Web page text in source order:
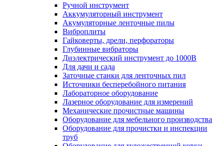
Ручной инструмент
Аккумуляторный инструмент
Акумуляторные ленточные пилы
Виброплиты
Гайковерты, дрели, перфораторы
Глубинные вибраторы
Диэлектрический инструмент до 1000В
Для дачи и сада
Заточные станки для ленточных пил
Источники бесперебойного питания
Лабораторное оборудование
Лазерное оборудование для измерений
Механические прочистные машины
Оборудование для мебельного производства
Оборудование для прочистки и инспекции
труб